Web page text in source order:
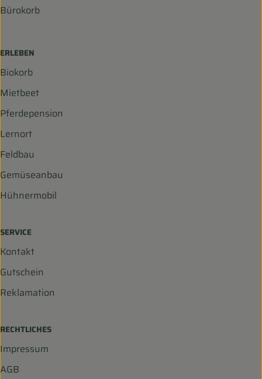
Bürokorb
ERLEBEN
Biokorb
Mietbeet
Pferdepension
Lernort
Feldbau
Gemüseanbau
Hühnermobil
SERVICE
Kontakt
Gutschein
Reklamation
RECHTLICHES
Impressum
AGB